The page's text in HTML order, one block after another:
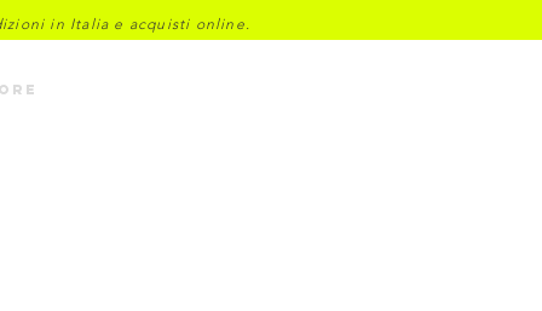
in Italia e acquisti online.